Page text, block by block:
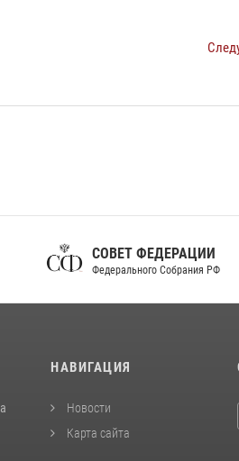
СОВЕТ ФЕДЕРАЦИИ
Федерального Собрания РФ
НАВИГАЦИЯ
Новости
Карта сайта